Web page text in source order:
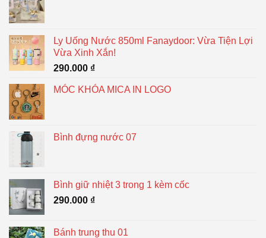
Ly Uống Nước 850ml Fanaydoor: Vừa Tiện Lợi
Vừa Xinh Xắn!
290.000 ₫
MÓC KHÓA MICA IN LOGO
Bình đựng nước 07
Bình giữ nhiệt 3 trong 1 kèm cốc
290.000 ₫
Bánh trung thu 01